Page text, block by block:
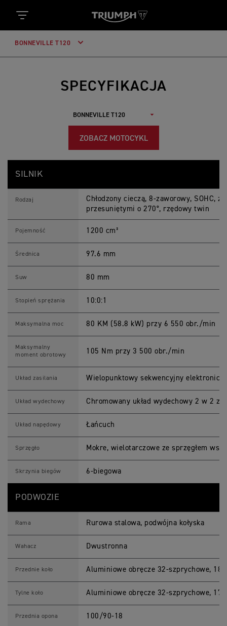
BONNEVILLE T120
SPECYFIKACJA
ZOBACZ MOTOCYKL
c
i
c
SILNIK
Rodzaj
Chłodzony cieczą, 8-zaworowy, SOHC, z
przesuniętymi o 270°, rzędowy twin
Pojemność 1200 cm³
Średnica 97.6 mm
Suw 80 mm
Stopień sprężania 10:0:1
Maksymalna moc 80 KM (58.8 kW) przy 6 550 obr./min
Maksymalny
moment obrotowy
105 Nm przy 3 500 obr./min
Układ zasilania Wielopunktowy sekwencyjny
Układ wydechowy Chromowany układ wydechowy 2 w 2 z
Układ napędowy Łańcuch
Sprzęgło Mokre, wielotarczowe ze sprzęgłem
Skrzynia biegów 6-biegowa
PODWOZIE
Rama Rurowa stalowa, podwójna kołyska
Wahacz Dwustronna
Przednie koło Aluminiowe obręcze 32-szprychowe, 18
Tylne koło Aluminiowe obręcze 32-szprychowe, 17
Przednia opona 100/90-18